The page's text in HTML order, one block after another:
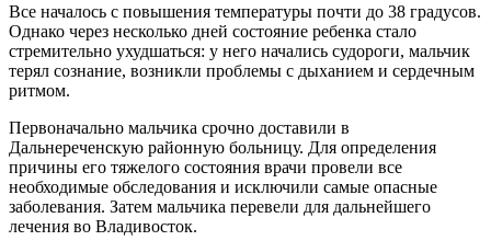
Все началось с повышения температуры почти до 38 градусов.
Однако через несколько дней состояние ребенка стало
стремительно ухудшаться: у него начались судороги, мальчик
терял сознание, возникли проблемы с дыханием и сердечным
ритмом.
Первоначально мальчика срочно доставили в
Дальнереченскую районную больницу. Для определения
причины его тяжелого состояния врачи провели все
необходимые обследования и исключили самые опасные
заболевания. Затем мальчика перевели для дальнейшего
лечения во Владивосток.